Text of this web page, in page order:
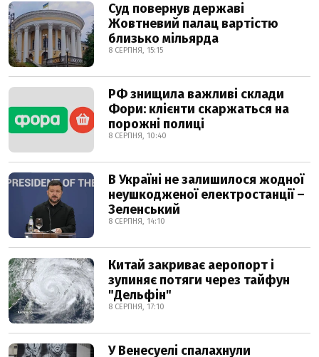
Суд повернув державі
Жовтневий палац вартістю
близько мільярда
8 СЕРПНЯ, 15:15
РФ знищила важливі склади
Фори: клієнти скаржаться на
порожні полиці
8 СЕРПНЯ, 10:40
В Україні не залишилося жодної
неушкодженої електростанції –
Зеленський
8 СЕРПНЯ, 14:10
Китай закриває аеропорт і
зупиняє потяги через тайфун
"Дельфін"
8 СЕРПНЯ, 17:10
У Венесуелі спалахнули